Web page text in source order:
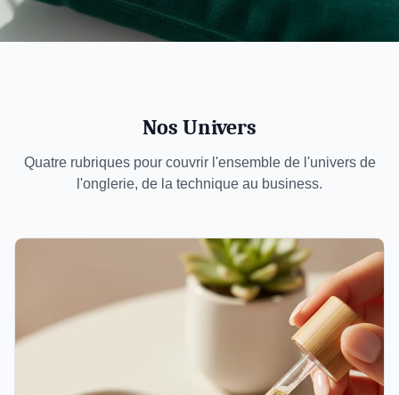
Nos Univers
Quatre rubriques pour couvrir l'ensemble de l'univers de
l'onglerie, de la technique au business.